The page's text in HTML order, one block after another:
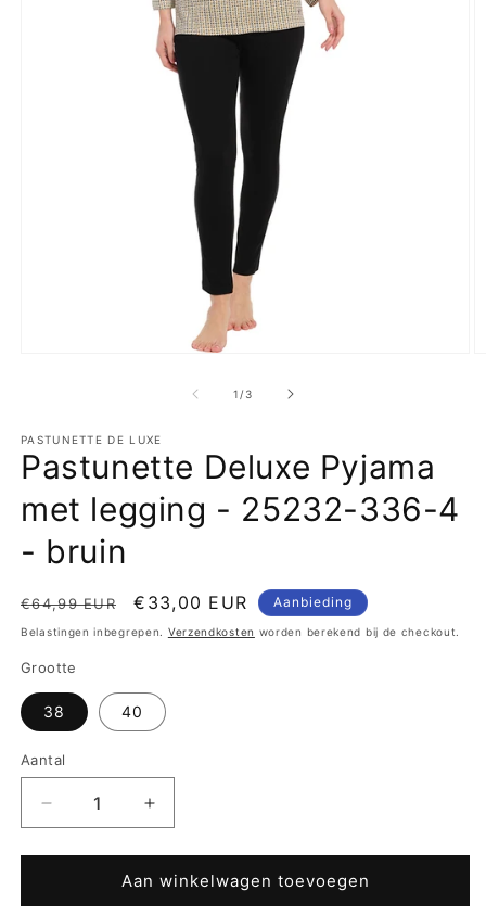
1 /van
3
PASTUNETTE DE LUXE
Pastunette Deluxe Pyjama
met legging - 25232-336-4
- bruin
Normale
prijs
€64,99 EUR Aanbiedingsprijs
€33,00 EUR Aanbieding
Belastingen inbegrepen. Verzendkosten worden berekend bij de checkout.
Grootte
38 40
Aantal
Aantal
verlagen
voor
Pastunette
Deluxe
Aantal
verhogen
voor
Pastunette
Deluxe
Aan winkelwagen toevoegen